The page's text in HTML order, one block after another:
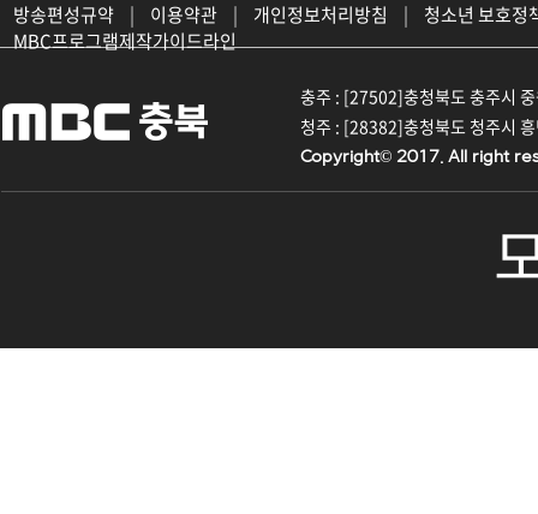
방송편성규약 | 이용약관 | 개인정보처리방침 |
청소년 보호정
MBC프로그램제작가이드라인
충주 : [27502]충청북도 충주시
청주 : [28382]충청북도 청주시
Copyright© 2017. All right